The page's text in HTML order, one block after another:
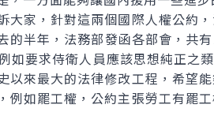
家，針對這兩個國際人權公約，
的半年，法務部發函各部會，共
如要求侍衛人員應該思想純正之
以來最大的法律修改工程，希望
例如罷工權，公約主張勞工有罷